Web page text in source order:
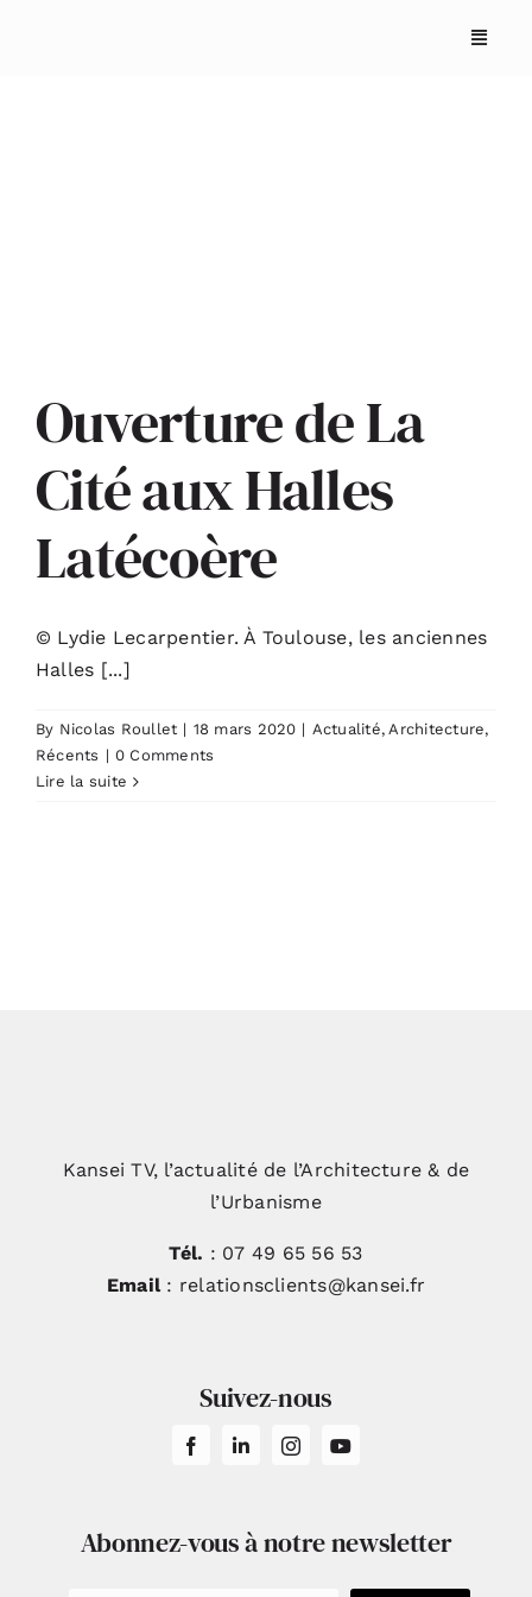
Ouverture de La
Cité aux Halles
Latécoère
© Lydie Lecarpentier. À Toulouse, les anciennes
Halles [...]
By Nicolas Roullet | 18 mars 2020 | Actualité,Architecture,
Récents | 0 Comments
Lire la suite
Kansei TV, l’actualité de l’Architecture & de
l’Urbanisme
Tél. : 07 49 65 56 53
Email: relationsclients@kansei.fr
Suivez-nous
Abonnez-vous à notre newsletter
REPORTAGES
PODCASTS
S’ABONNER
CONTACT